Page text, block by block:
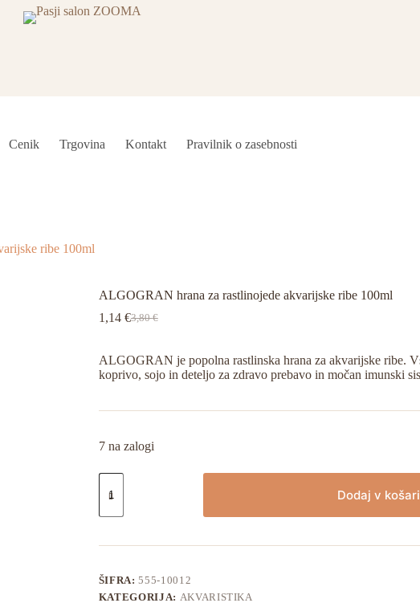
Cenik Trgovina Kontakt Pravilnik o zasebnosti
ribe 100ml
ALGOGRAN hrana za rastlinojede akvarijske ribe 100ml
3,80€
Izvirna
je
bila:
3,80 €.
1,14 €Trenutna
je:
1,14 €.
ALGOGRAN je popolna rastlinska hrana za akvarijske ribe.
koprivo, sojo in deteljo za zdravo prebavo in močan imunski
7 na zalogi
ALGOGRAN
hrana
rastlinojede
ribe
količina
Dodaj v
ŠIFRA:555-10012
KATEGORIJA: AKVARISTIKA